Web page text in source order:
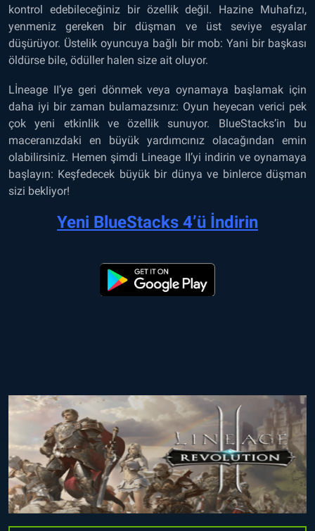
kontrol edebileceğiniz bir özellik değil. Hazine Muhafızı,
yenmeniz gereken bir düşman ve üst seviye eşyalar
düşürüyor. Üstelik oyuncuya bağlı bir mob: Yani bir başkası
öldürse bile, ödüller halen size ait oluyor.
Lİneage II’ye geri dönmek veya oynamaya başlamak için
daha iyi bir zaman bulamazsınız: Oyun heyecan verici pek
çok yeni etkinlik ve özellik sunuyor. BlueStacks’in bu
maceranızdaki en büyük yardımcınız olacağından emin
olabilirsiniz. Hemen şimdi Lineage II’yi indirin ve oynamaya
başlayın: Keşfedecek büyük bir dünya ve binlerce düşman
sizi bekliyor!
Yeni BlueStacks 4’ü İndirin